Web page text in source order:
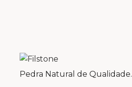
Pedra Natural de Qualidade.